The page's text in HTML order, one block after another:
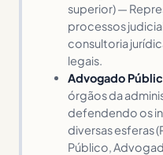
superior) —
processos
consultoria
legais.
Advogado
órgãos da
defendendo os
diversas esferas
Público,